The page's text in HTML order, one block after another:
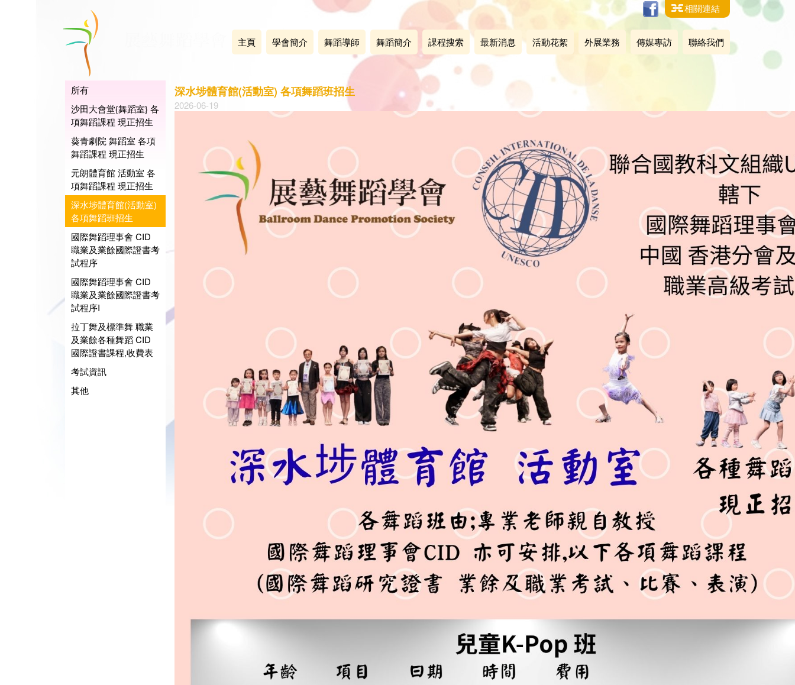
相關連結
主頁 學會簡介 舞蹈導師 舞蹈簡介 課程搜索 最新消息 活動花絮 外展業務 傳媒專訪 聯絡我們
所有
沙田大會堂{舞蹈室} 各
項舞蹈課程 現正招生
葵青劇院 舞蹈室 各項
舞蹈課程 現正招生
元朗體育館 活動室 各
項舞蹈課程 現正招生
深水埗體育館(活動室)
各項舞蹈班招生
國際舞蹈理事會 CID
職業及業餘國際證書考
試程序
國際舞蹈理事會 CID
職業及業餘國際證書考
試程序I
拉丁舞及標準舞 職業
及業餘各種舞蹈 CID
國際證書課程,收費表
考試資訊
其他
深水埗體育館(活動室) 各項舞蹈班招生
2026-06-19